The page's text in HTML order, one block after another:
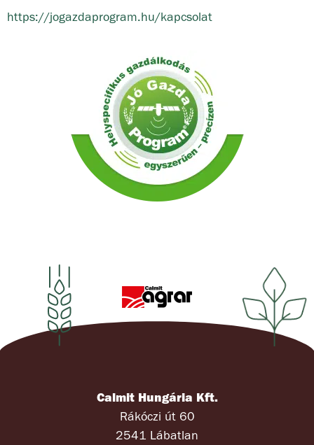
https://jogazdaprogram.hu/kapcsolat
Calmit Hungária Kft.
Rákóczi út 60
2541 Lábatlan